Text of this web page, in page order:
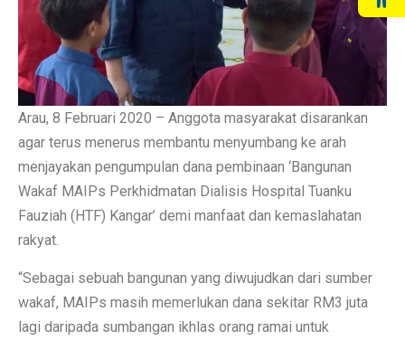
Arau, 8 Februari 2020 – Anggota masyarakat disarankan
agar terus menerus membantu menyumbang ke arah
menjayakan pengumpulan dana pembinaan ‘Bangunan
Wakaf MAIPs Perkhidmatan Dialisis Hospital Tuanku
Fauziah (HTF) Kangar’ demi manfaat dan kemaslahatan
rakyat.
“Sebagai sebuah bangunan yang diwujudkan dari sumber
wakaf, MAIPs masih memerlukan dana sekitar RM3 juta
lagi daripada sumbangan ikhlas orang ramai untuk